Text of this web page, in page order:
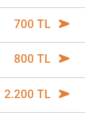
700 TL
800 TL
2.200 TL